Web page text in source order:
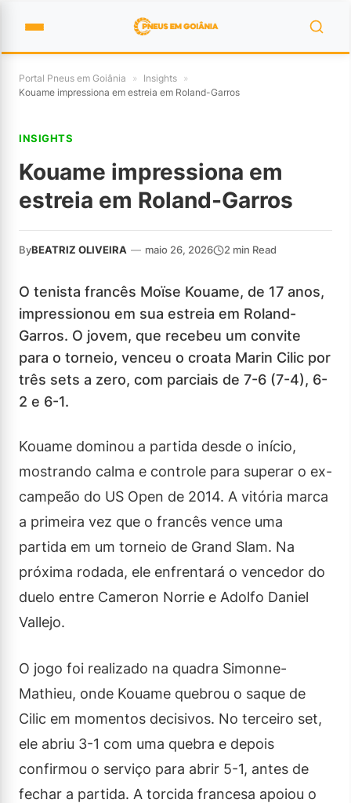
Portal Pneus em Goiânia » Insights »
Kouame impressiona em estreia em Roland-Garros
INSIGHTS
Kouame impressiona em
estreia em Roland-Garros
ByBEATRIZ OLIVEIRA — maio 26, 2026 2 min Read
O tenista francês Moïse Kouame, de 17 anos,
impressionou em sua estreia em Roland-
Garros. O jovem, que recebeu um convite
para o torneio, venceu o croata Marin Cilic por
três sets a zero, com parciais de 7-6 (7-4), 6-
2 e 6-1.
Kouame dominou a partida desde o início,
mostrando calma e controle para superar o ex-
campeão do US Open de 2014. A vitória marca
a primeira vez que o francês vence uma
partida em um torneio de Grand Slam. Na
próxima rodada, ele enfrentará o vencedor do
duelo entre Cameron Norrie e Adolfo Daniel
Vallejo.
O jogo foi realizado na quadra Simonne-
Mathieu, onde Kouame quebrou o saque de
Cilic em momentos decisivos. No terceiro set,
ele abriu 3-1 com uma quebra e depois
confirmou o serviço para abrir 5-1, antes de
fechar a partida. A torcida francesa apoiou o